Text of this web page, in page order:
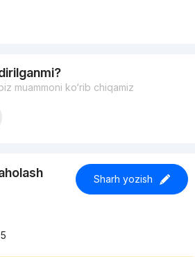
muammoni ko‘rib chiqamiz
Sharh yozish